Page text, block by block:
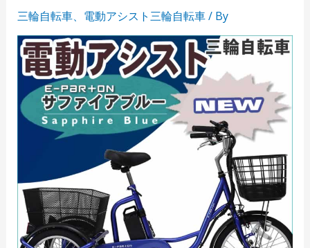
三輪自転車、 電動アシスト三輪自転車/ By